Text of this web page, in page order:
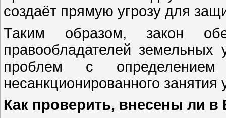
создаёт прямую угрозу для
Таким образом, закон
правообладателей
проблем с
несанкционированного занятия
Как проверить, внесены ли в